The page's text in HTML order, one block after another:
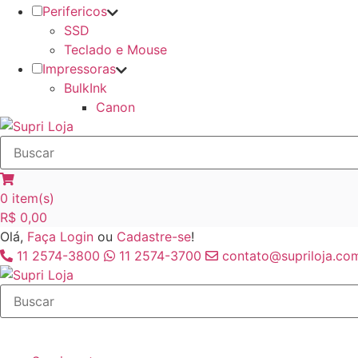
Perifericos
SSD
Teclado e Mouse
Impressoras
BulkInk
Canon
0 item(s)
R$ 0,00
Olá, Faça Login ou Cadastre-se!
11 2574-3800
11 2574-3700